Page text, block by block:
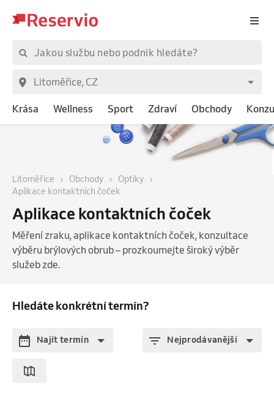
Krása Wellness Sport Zdraví Obchody
Litoměřice Obchody
Optiky
Aplikace kontaktních čoček
Aplikace kontaktních čoček
Měření zraku, aplikace kontaktních čoček, konzultace
výběru brýlových obrub – prozkoumejte široký výběr
služeb zde.
Hledáte konkrétní termín?
Najít termín Nejprodávanější